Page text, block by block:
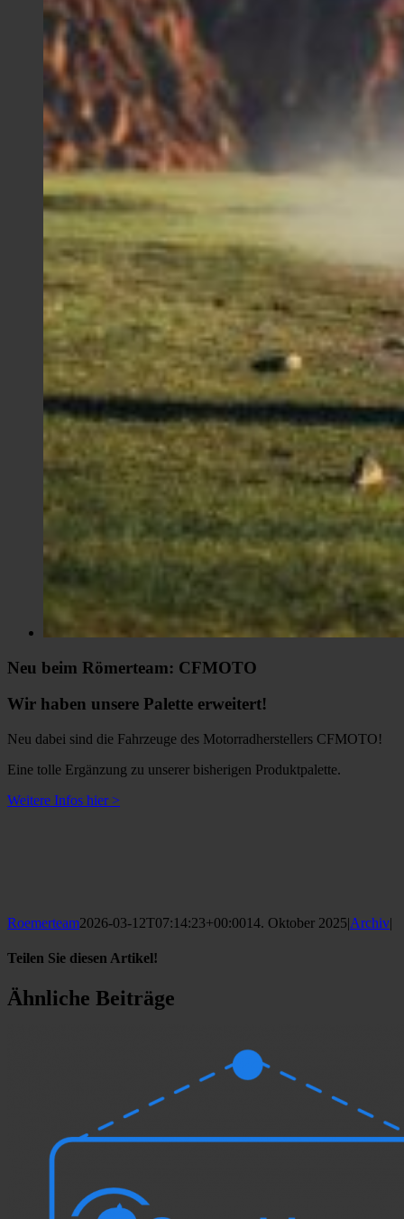
Neu beim Römerteam: CFMOTO
Wir haben unsere Palette erweitert!
Neu dabei sind die Fahrzeuge des Motorradherstellers CFMOTO!
Eine tolle Ergänzung zu unserer bisherigen Produktpalette.
Weitere Infos hier >
Roemerteam2026-03-12T07:14:23+00:0014. Oktober 2025|Archiv|
Teilen Sie diesen Artikel!
Facebook
Ähnliche Beiträge